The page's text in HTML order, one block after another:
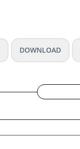
DOWNLOAD